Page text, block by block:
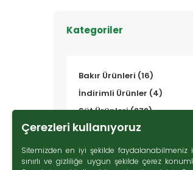
Kategoriler
Bakır Ürünleri (16)
İndirimli Ürünler (4)
Süt Ürünleri (272)
Zeytin (69)
Gurme Ürünler (107)
Tatlı Lezzetler (230)
Çerezleri kullanıyoruz
Sitemizden en iyi şekilde faydalanabilmeniz
sınırlı ve gizliliğe uygun şekilde çerez